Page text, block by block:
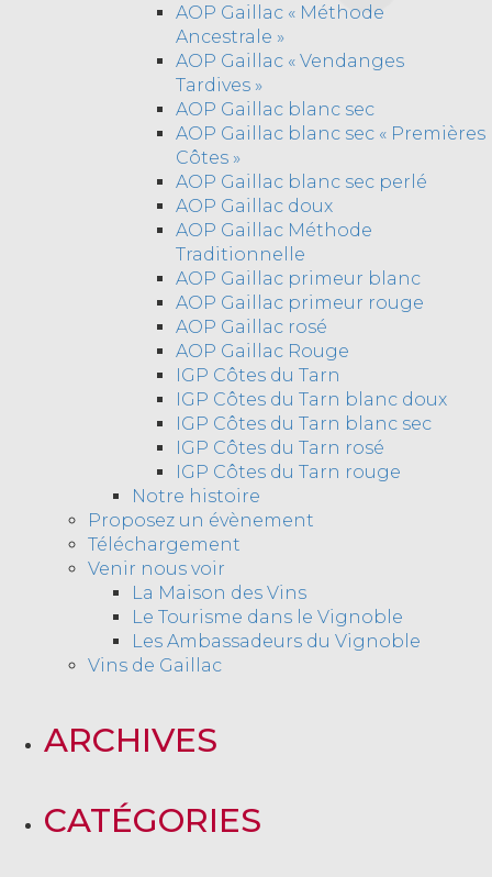
AOP Gaillac « Méthode
Ancestrale »
AOP Gaillac « Vendanges
Tardives »
AOP Gaillac blanc sec
AOP Gaillac blanc sec « Premières
Côtes »
AOP Gaillac blanc sec perlé
AOP Gaillac doux
AOP Gaillac Méthode
Traditionnelle
AOP Gaillac primeur blanc
AOP Gaillac primeur rouge
AOP Gaillac rosé
AOP Gaillac Rouge
IGP Côtes du Tarn
IGP Côtes du Tarn blanc doux
IGP Côtes du Tarn blanc sec
IGP Côtes du Tarn rosé
IGP Côtes du Tarn rouge
Notre histoire
Proposez un évènement
Téléchargement
Venir nous voir
La Maison des Vins
Le Tourisme dans le Vignoble
Les Ambassadeurs du Vignoble
Vins de Gaillac
ARCHIVES
CATÉGORIES